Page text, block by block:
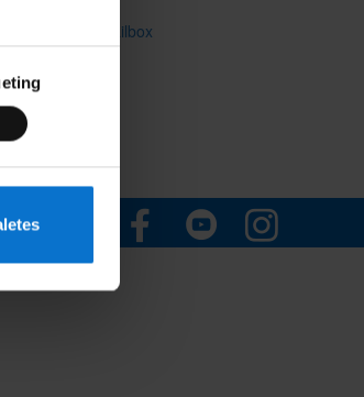
Information mailbox
networks: